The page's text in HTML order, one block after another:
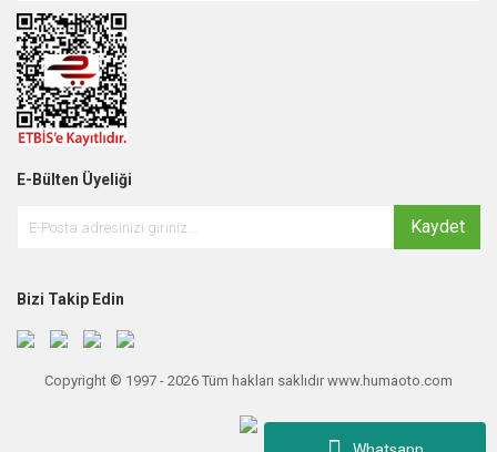
E-Bülten Üyeliği
Kaydet
Bizi Takip Edin
Copyright © 1997 - 2026 Tüm hakları saklıdır www.humaoto.com